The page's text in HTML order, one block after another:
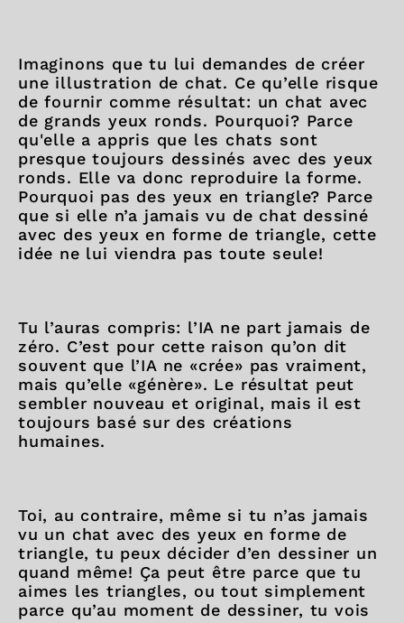
Imaginons que tu lui demandes de créer
une illustration de chat. Ce qu’elle risque
de fournir comme résultat: un chat avec
de grands yeux ronds. Pourquoi? Parce
qu'elle a appris que les chats sont
presque toujours dessinés avec des yeux
ronds. Elle va donc reproduire la forme.
Pourquoi pas des yeux en triangle? Parce
que si elle n’a jamais vu de chat dessiné
avec des yeux en forme de triangle, cette
idée ne lui viendra pas toute seule!
Tu l’auras compris: l’IA ne part jamais de
zéro. C’est pour cette raison qu’on dit
souvent que l’IA ne «crée» pas vraiment,
mais qu’elle «génère». Le résultat peut
sembler nouveau et original, mais il est
toujours basé sur des créations
humaines.
Toi, au contraire, même si tu n’as jamais
vu un chat avec des yeux en forme de
triangle, tu peux décider d’en dessiner un
quand même! Ça peut être parce que tu
aimes les triangles, ou tout simplement
parce qu’au moment de dessiner, tu vois